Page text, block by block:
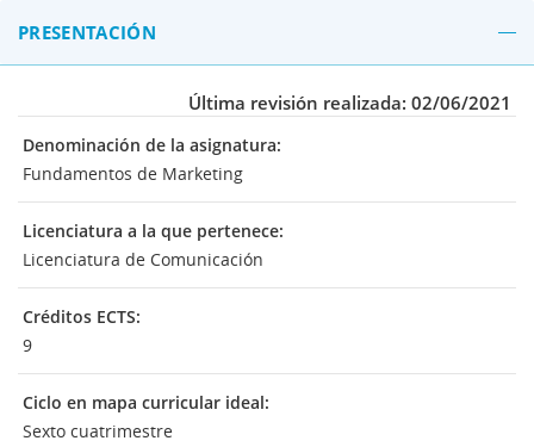
PRESENTACIÓN
Última revisión realizada: 02/06/2021
Denominación de la asignatura:
Fundamentos de Marketing
Licenciatura a la que pertenece:
Licenciatura de Comunicación
Créditos ECTS:
9
Ciclo en mapa curricular ideal:
Sexto cuatrimestre